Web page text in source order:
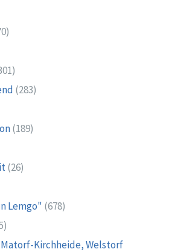
(283)
(189)
(26)
Lemgo" (678)
Kirchheide, Welstorf